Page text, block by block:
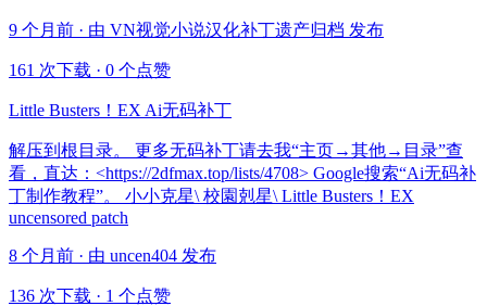
9 个月前 · 由 VN视觉小说汉化补丁遗产归档 发布
161 次下载 · 0 个点赞
Little Busters！EX Ai无码补丁
解压到根目录。 更多无码补丁请去我“主页→其他→目录”查
看，直达：<https://2dfmax.top/lists/4708> Google搜索“Ai无码补
丁制作教程”。 小小克星\ 校園剋星\ Little Busters！EX
uncensored patch
8 个月前 · 由 uncen404 发布
136 次下载 · 1 个点赞